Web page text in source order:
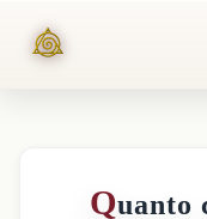
Quanto